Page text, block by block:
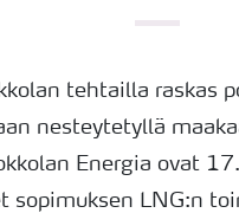
tehtailla raskas
nesteytetyllä
Energia ovat
sopimuksen LNG:n